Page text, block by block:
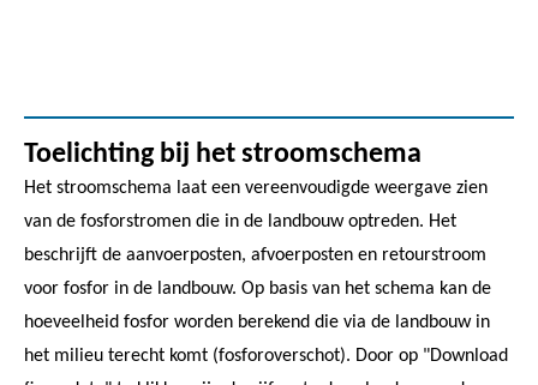
Toelichting bij het stroomschema
Het stroomschema laat een vereenvoudigde weergave zien
van de fosforstromen die in de landbouw optreden. Het
beschrijft de aanvoerposten, afvoerposten en retourstroom
voor fosfor in de landbouw. Op basis van het schema kan de
hoeveelheid fosfor worden berekend die via de landbouw in
het milieu terecht komt (fosforoverschot). Door op "Download